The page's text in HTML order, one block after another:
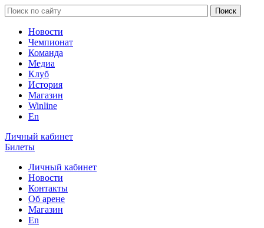
Новости
Чемпионат
Команда
Медиа
Клуб
История
Магазин
Winline
En
Личный кабинет
Билеты
Личный кабинет
Новости
Контакты
Об арене
Магазин
En